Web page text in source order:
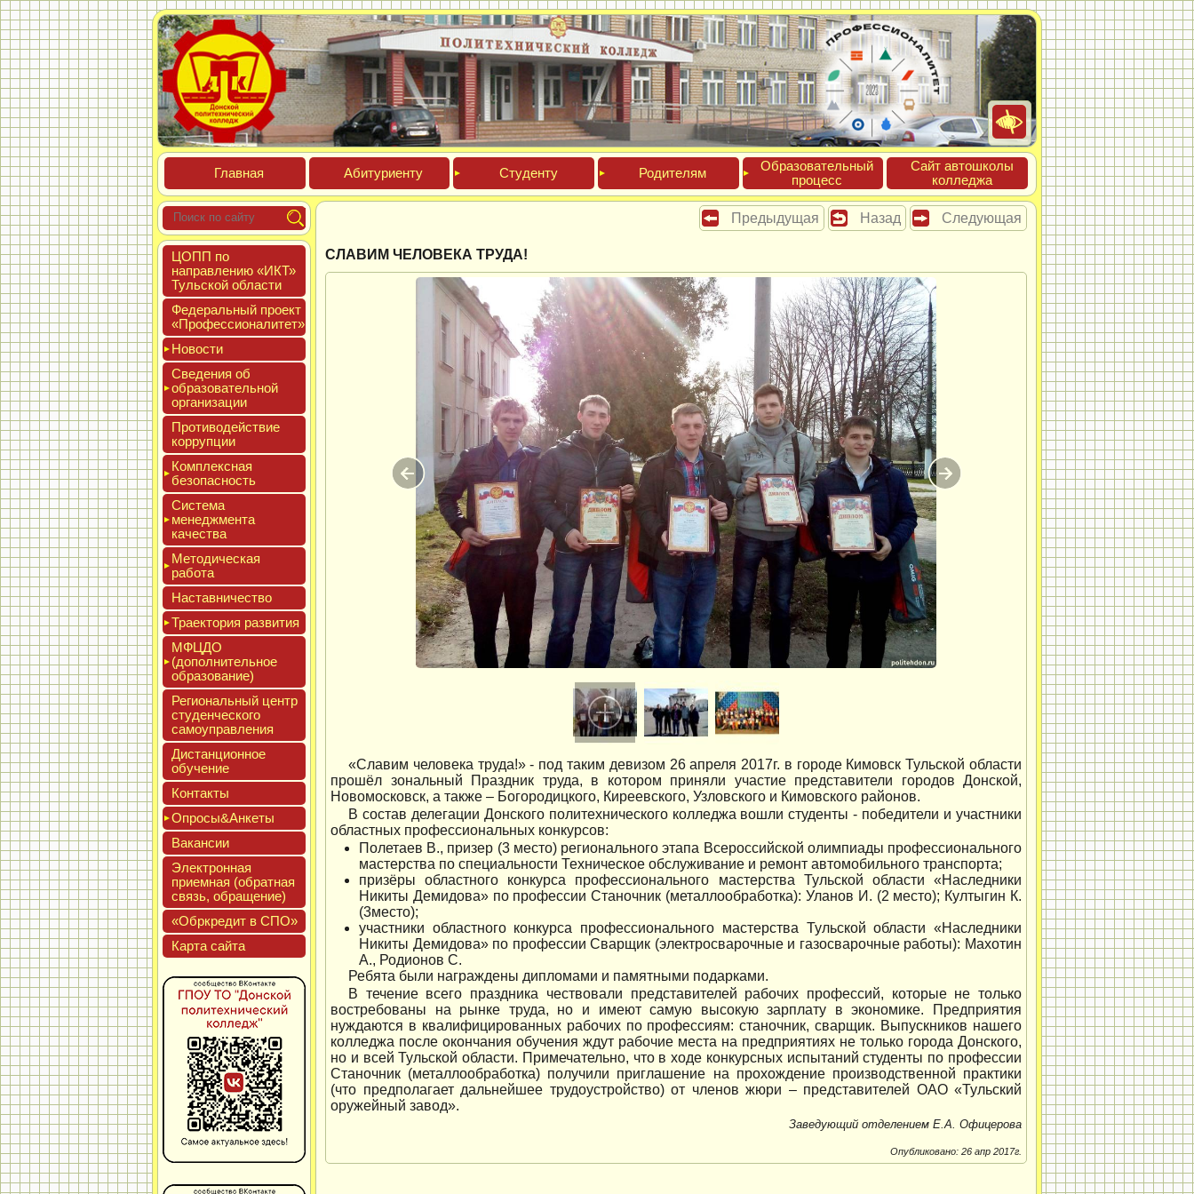
Глав­ная Аби­тури­ен­ту Сту­ден­ту Роди­телям
Обра­зова­тель­ный
про­цесс
Сайт ав­тошко­лы
кол­леджа
ЦОПП по
нап­равле­нию «ИКТ»
Туль­ской об­ласти
Феде­раль­ный про­ект
«Про­фес­си­она­литет»
Новос­ти
Све­дения об
об­ра­зова­тель­ной
ор­га­низа­ции
Про­тиво­дей­ствие
кор­рупции
Ком­плексная
бе­зопас­ность
Сис­те­ма
ме­нед­жмен­та
ка­чес­тва
Мето­дичес­кая
ра­бота
Нас­тавни­чес­тво
Тра­ек­то­рия раз­ви­тия
МФЦДО
(до­пол­ни­тель­ное
об­ра­зова­ние)
Реги­ональ­ный центр
сту­ден­ческо­го
са­мо­уп­равле­ния
Дис­танци­он­ное
обу­чение
Кон­такты
Опро­сы&Анке­ты
Вакан­сии
Элек­трон­ная
при­ем­ная (об­ратная
связь, об­ра­щение)
«Обркре­дит в СПО»
Кар­та сай­та
Предыдущая Назад Следующая
СЛАВИМ ЧЕЛОВЕКА ТРУДА!
«Славим человека труда!» - под таким девизом 26 апреля 2017г. в городе Кимовск Тульской области
прошёл зональный Праздник труда, в котором приняли участие представители городов Донской,
Новомосковск, а также ‒ Богородицкого, Киреевского, Узловского и Кимовского районов.
В состав делегации Донского политехнического колледжа вошли студенты - победители и участники
областных профессиональных конкурсов:
Полетаев В., призер (3 место) регионального этапа Всероссийской олимпиады профессионального
мастерства по специальности Техническое обслуживание и ремонт автомобильного транспорта;
призёры областного конкурса профессионального мастерства Тульской области «Наследники
Никиты Демидова» по профессии Станочник (металлообработка): Уланов И. (2 место); Култыгин К.
(3место);
участники областного конкурса профессионального мастерства Тульской области «Наследники
Никиты Демидова» по профессии Сварщик (электросварочные и газосварочные работы): Махотин
А., Родионов С.
Ребята были награждены дипломами и памятными подарками.
В течение всего праздника чествовали представителей рабочих профессий, которые не только
востребованы на рынке труда, но и имеют самую высокую зарплату в экономике. Предприятия
нуждаются в квалифицированных рабочих по профессиям: станочник, сварщик. Выпускников нашего
колледжа после окончания обучения ждут рабочие места на предприятиях не только города Донского,
но и всей Тульской области. Примечательно, что в ходе конкурсных испытаний студенты по профессии
Станочник (металлообработка) получили приглашение на прохождение производственной практики
(что предполагает дальнейшее трудоустройство) от членов жюри – представителей ОАО «Тульский
оружейный завод».
Заведующий отделением Е.А. Офицерова
Опубликовано: 26 апр 2017г.